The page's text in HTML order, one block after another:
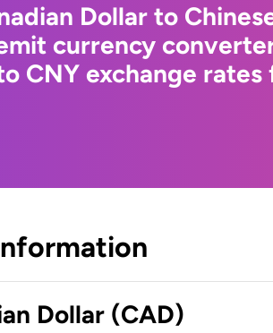
Dollar to
currency
CNY exchange
Dollar (CAD)